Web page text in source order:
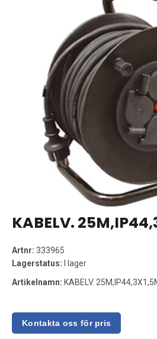
KABELV.
Artnr: 333965
Lagerstatus: I lager
Artikelnamn: KABELV.